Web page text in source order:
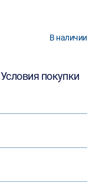
В наличии
Условия покупки